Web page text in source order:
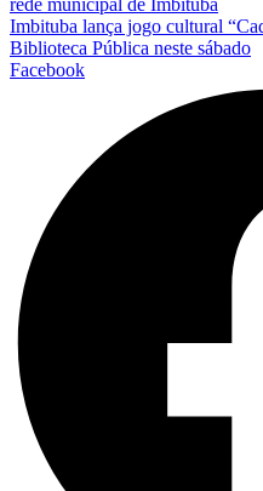
Imbituba lança jogo cultural
Biblioteca Pública neste sábado
Facebook